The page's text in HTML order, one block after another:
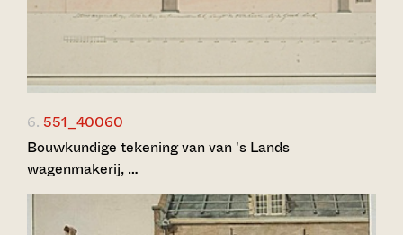
6. 551_40060
Bouwkundige tekening van van 's Lands
wagenmakerij, …